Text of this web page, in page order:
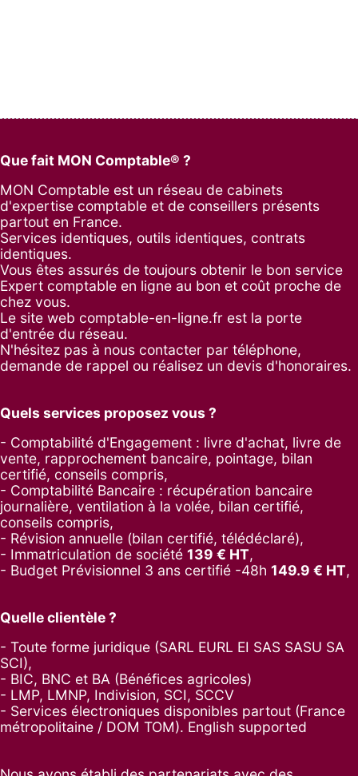
Que fait MON Comptable® ?
MON Comptable est un réseau de cabinets
d'expertise comptable et de conseillers présents
partout en France.
Services identiques, outils identiques, contrats
identiques.
Vous êtes assurés de toujours obtenir le bon service
Expert comptable en ligne au bon et coût proche de
chez vous.
Le site web comptable-en-ligne.fr est la porte
d'entrée du réseau.
N'hésitez pas à nous contacter par téléphone,
demande de rappel ou réalisez un devis d'honoraires.
Quels services proposez vous ?
- Comptabilité d'Engagement : livre d'achat, livre de
vente, rapprochement bancaire, pointage, bilan
certifié, conseils compris,
- Comptabilité Bancaire : récupération bancaire
journalière, ventilation à la volée, bilan certifié,
conseils compris,
- Révision annuelle (bilan certifié, télédéclaré),
- Immatriculation de société 139 € HT,
- Budget Prévisionnel 3 ans certifié -48h 149.9 € HT,
Quelle clientèle ?
- Toute forme juridique (SARL EURL EI SAS SASU SA
SCI),
- BIC, BNC et BA (Bénéfices agricoles)
- LMP, LMNP, Indivision, SCI, SCCV
- Services électroniques disponibles partout (France
métropolitaine / DOM TOM). English supported